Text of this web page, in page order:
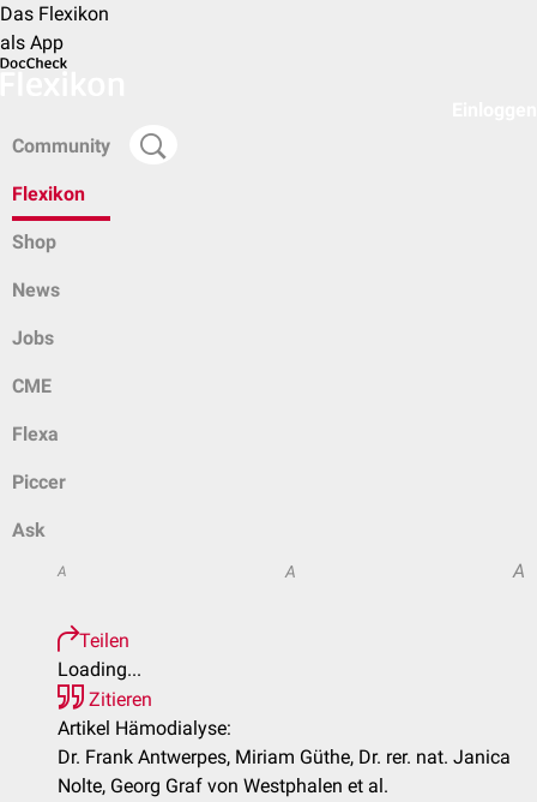
Das Flexikon
als App
Community
Flexikon
Shop
News
Jobs
CME
Flexa
Piccer
Ask
A A A
Teilen
Loading...
Zitieren
Artikel Hämodialyse:
Dr. Frank Antwerpes, Miriam Güthe, Dr. rer. nat. Janica
Nolte, Georg Graf von Westphalen et al.